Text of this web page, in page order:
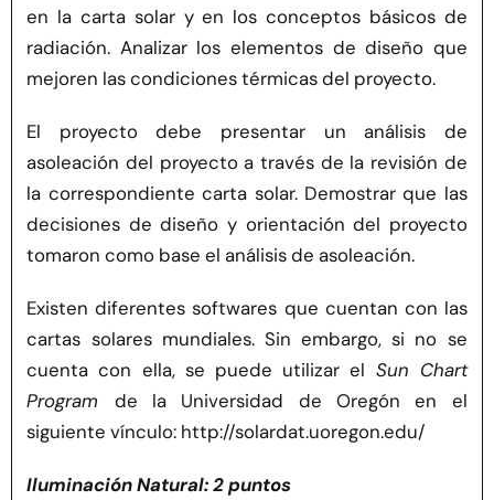
en la carta solar y en los conceptos básicos de
radiación. Analizar los elementos de diseño que
mejoren las condiciones térmicas del proyecto.
El proyecto debe presentar un análisis de
asoleación del proyecto a través de la revisión de
la correspondiente carta solar. Demostrar que las
decisiones de diseño y orientación del proyecto
tomaron como base el análisis de asoleación.
Existen diferentes softwares que cuentan con las
cartas solares mundiales. Sin embargo, si no se
cuenta con ella, se puede utilizar el Sun Chart
Program de la Universidad de Oregón en el
siguiente vínculo: http://solardat.uoregon.edu/
Iluminación Natural: 2 puntos